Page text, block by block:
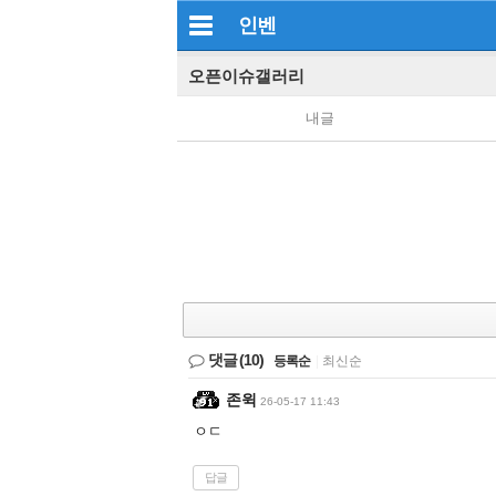
인벤
오픈이슈갤러리
내글
댓글(10) 등록순 최신순
존윅 26-05-17 11:43
ㅇㄷ
답글